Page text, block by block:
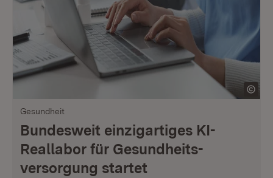
Gesundheit
Bundesweit einzigartiges KI-
Reallabor für Gesundheits­
versorgung startet